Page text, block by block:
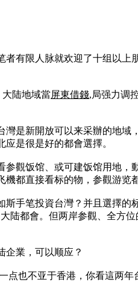
有限人脉就欢迎了十组以
陆地域當屏東借錢,局强力调
是新開放可以来采辦的地
是很是好的都會選擇。
觀饭馆、或可建饭馆用地，
都直接看标的物，参觀游览
手笔投資台灣？并且選擇
陆都會。但两岸参觀、全方
企業，可以顺应？
也不亚于香港，你看這两年